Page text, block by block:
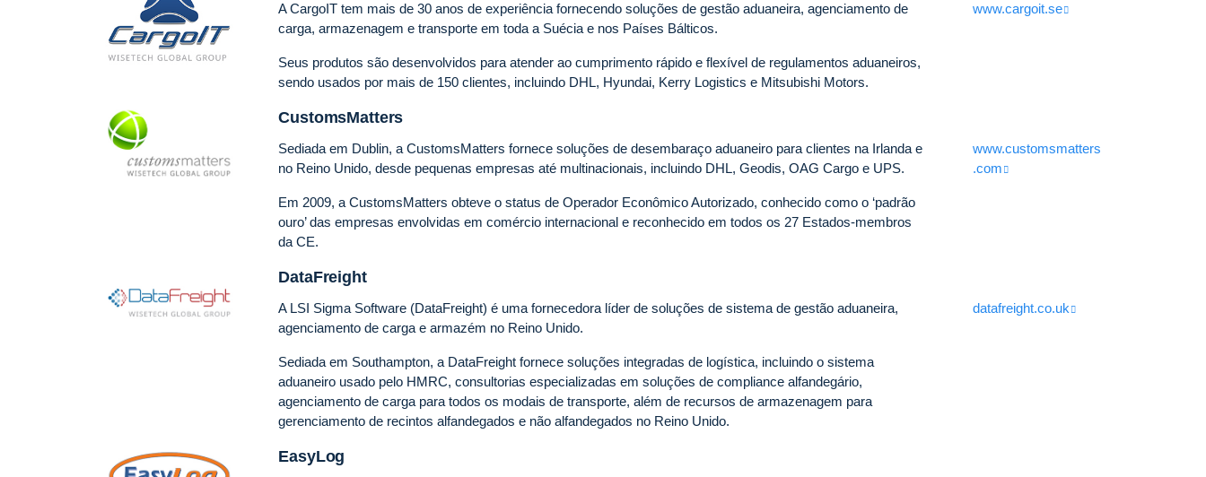
A CargoIT tem mais de 30 anos de experiência fornecendo soluções de gestão aduaneira, agenciamento de
carga, armazenagem e transporte em toda a Suécia e nos Países Bálticos.
Seus produtos são desenvolvidos para atender ao cumprimento rápido e flexível de regulamentos aduaneiros,
sendo usados por mais de 150 clientes, incluindo DHL, Hyundai, Kerry Logistics e Mitsubishi Motors.
www.cargoit.se
CustomsMatters
Sediada em Dublin, a CustomsMatters fornece soluções de desembaraço aduaneiro para clientes na Irlanda e
no Reino Unido, desde pequenas empresas até multinacionais, incluindo DHL, Geodis, OAG Cargo e UPS.
Em 2009, a CustomsMatters obteve o status de Operador Econômico Autorizado, conhecido como o ‘padrão
ouro’ das empresas envolvidas em comércio internacional e reconhecido em todos os 27 Estados-membros
da CE.
www.customsmatters
.com
DataFreight
A LSI Sigma Software (DataFreight) é uma fornecedora líder de soluções de sistema de gestão aduaneira,
agenciamento de carga e armazém no Reino Unido.
Sediada em Southampton, a DataFreight fornece soluções integradas de logística, incluindo o sistema
aduaneiro usado pelo HMRC, consultorias especializadas em soluções de compliance alfandegário,
agenciamento de carga para todos os modais de transporte, além de recursos de armazenagem para
gerenciamento de recintos alfandegados e não alfandegados no Reino Unido.
datafreight.co.uk
EasyLog